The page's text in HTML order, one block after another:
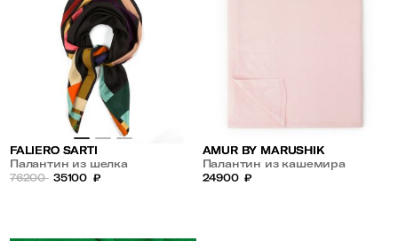
FALIERO SARTI
Палантин из шелка
76200 35100 ₽
AMUR BY MARUSHIK
Палантин из кашемира
24900 ₽